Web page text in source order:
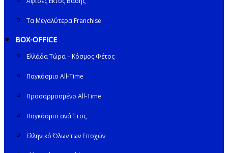
Τα Μεγαλύτερα Franchise
BOX-OFFICE
Ελλάδα Τώρα – Κόσμος Φέτος
Παγκόσμιο All-Time
Προσαρμοσμένο All-Time
Παγκόσμιο ανά Έτος
Ελληνικό Όλων των Εποχών